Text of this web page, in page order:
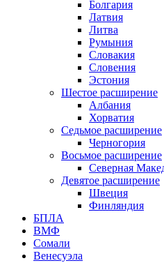
Болгария
Латвия
Литва
Румыния
Словакия
Словения
Эстония
Шестое расширение
Албания
Хорватия
Седьмое расширение
Черногория
Восьмое расширение
Северная
Девятое расширение
Швеция
Финляндия
БПЛА
ВМФ
Сомали
Венесуэла